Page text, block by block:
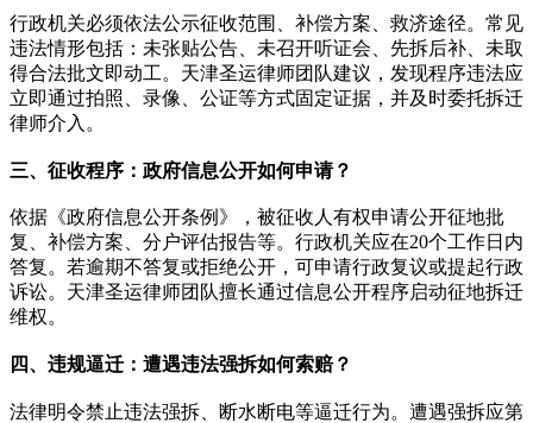
行政机关必须依法公示征收范围、补偿方案、救济途径。常见
违法情形包括：未张贴公告、未召开听证会、先拆后补、未取
得合法批文即动工。天津圣运律师团队建议，发现程序违法应
立即通过拍照、录像、公证等方式固定证据，并及时委托拆迁
律师介入。
三、征收程序：政府信息公开如何申请？
依据《政府信息公开条例》，被征收人有权申请公开征地批
复、补偿方案、分户评估报告等。行政机关应在20个工作日内
答复。若逾期不答复或拒绝公开，可申请行政复议或提起行政
诉讼。天津圣运律师团队擅长通过信息公开程序启动征地拆迁
维权。
四、违规逼迁：遭遇违法强拆如何索赔？
法律明令禁止违法强拆、断水断电等逼迁行为。遭遇强拆应第